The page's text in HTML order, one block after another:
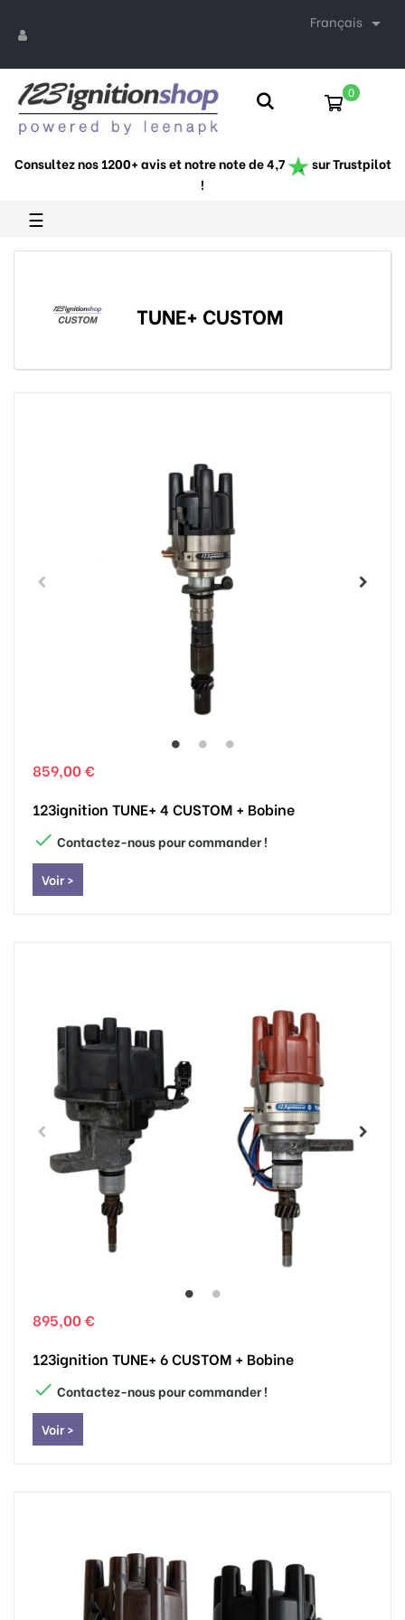
Français 
0
Consultez nos 1200+ avis et notre note de 4,7
sur Trustpilot
!
Basculer
la
navigation
☰
TUNE+ CUSTOM
859,00 €
123ignition TUNE+ 4 CUSTOM + Bobine
 Contactez-nous pour commander !
Voir >
895,00 €
123ignition TUNE+ 6 CUSTOM + Bobine
 Contactez-nous pour commander !
Voir >